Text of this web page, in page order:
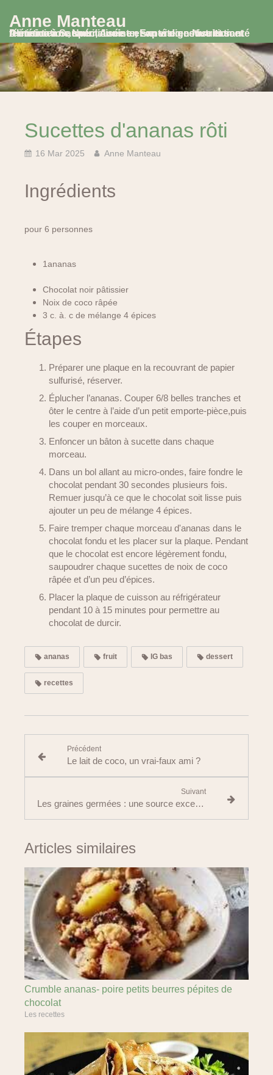
Anne Manteau
Diététicienne Nutritionniste, Experte en Nutrition et Alimentation, spécialisée en santé digestive et santé féminine à Saumur, Avoine et en visio consultation
Sucettes d'ananas rôti
16 Mar 2025 Anne Manteau
Ingrédients
pour 6 personnes
1ananas
Chocolat noir pâtissier
Noix de coco râpée
3 c. à. c de mélange 4 épices
Étapes
Préparer une plaque en la recouvrant de papier
sulfurisé, réserver.
Éplucher l’ananas. Couper 6/8 belles tranches et
ôter le centre à l’aide d’un petit emporte-pièce,puis
les couper en morceaux.
Enfoncer un bâton à sucette dans chaque
morceau.
Dans un bol allant au micro-ondes, faire fondre le
chocolat pendant 30 secondes plusieurs fois.
Remuer jusqu’à ce que le chocolat soit lisse puis
ajouter un peu de mélange 4 épices.
Faire tremper chaque morceau d'ananas dans le
chocolat fondu et les placer sur la plaque. Pendant
que le chocolat est encore légèrement fondu,
saupoudrer chaque sucettes de noix de coco
râpée et d’un peu d’épices.
Placer la plaque de cuisson au réfrigérateur
pendant 10 à 15 minutes pour permettre au
chocolat de durcir.
ananas fruit IG bas dessert
recettes
Précédent
Le lait de coco, un vrai-faux ami ?
Suivant
Les graines germées : une source exceptionnelle de nutriments
Articles similaires
Crumble ananas- poire petits beurres pépites de
chocolat
Les recettes